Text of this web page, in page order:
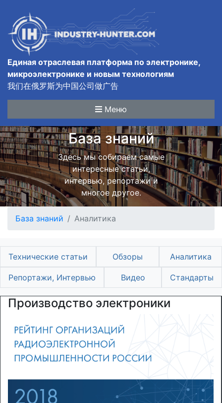
Единая отраслевая платформа по электронике,
микроэлектронике и новым технологиям
我们在俄罗斯为中国公司做广告
Меню
База знаний
Здесь мы собираем самые
интересные статьи,
интервью, репортажи и
многое другое.
База знаний Аналитика
Технические статьи Обзоры Аналитика
Репортажи, Интервью Видео Стандарты
Производство электроники